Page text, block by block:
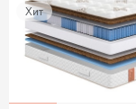
Хит